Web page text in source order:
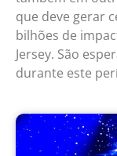
que deve gerar
bilhões de
Jersey. São
durante este